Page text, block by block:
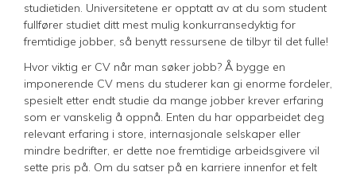
studietiden. Universitetene er opptatt av at du som student
fullfører studiet ditt mest mulig konkurransedyktig for
fremtidige jobber, så benytt ressursene de tilbyr til det fulle!
Hvor viktig er CV når man søker jobb? Å bygge en
imponerende CV mens du studerer kan gi enorme fordeler,
spesielt etter endt studie da mange jobber krever erfaring
som er vanskelig å oppnå. Enten du har opparbeidet deg
relevant erfaring i store, internasjonale selskaper eller
mindre bedrifter, er dette noe fremtidige arbeidsgivere vil
sette pris på. Om du satser på en karriere innenfor et felt